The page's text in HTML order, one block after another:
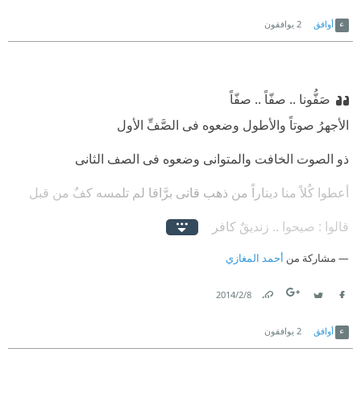
أوافق 2 يوافقون
صَفُّونا .. صفّاً .. صفّاً
الأجهرُ صوتاً والأطول وضعوه فى الصَّفِّ الأول
ذو الصوت الخافت والمتوانى وضعوه فى الصف الثانى
أعطوا كُلاً منا ديناراً من ذهب قانى برَّاقا لم تلمسه كفٌ من قبل
قالوا : صيحوا .. زنديقٌ كافر
صحنا : زنديقٌ .. كافر
قالوا : صيحوا ، فليُقتل أنَّا نحمل دمه فى رقبتنا
فليُقتل أنا نحمل دمه فى رقبتنا
مشاركة من أحمد المغازي
8‏/2‏/2014
أوافق 2 يوافقون